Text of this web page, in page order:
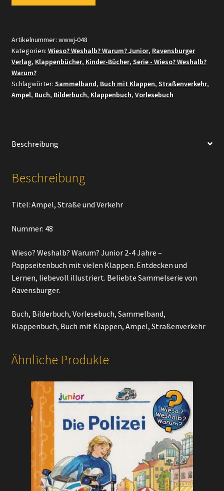
Warum?
Junior
#48
–
Ampel,
Straße
Menge
Artikelnummer: wwwj-048
Kategorien: Wieso? Weshalb? Warum? Junior, Ravensburger
Verlag, Klappenbücher, Kinder-Bücher, Serie - Wieso? Weshalb?
Warum?
Schlagwörter: Sammelband, Buch mit Klappen, Straßenverkehr,
Ampel, Buch, Bilderbuch, Klappenbuch, Vorlesebuch
Beschreibung
Beschreibung
Titel: Ampel, Straße und Verkehr
Nummer: 48
Wieso? Weshalb? Warum? Junior 2-4 Jahre –
Pappseitenbuch mit vielen Klappen. Entdecken und
Lernen, liebevoll illustriert. Beliebte Sammelserie von
Ravensburger.
Buch, Bilderbuch, Vorlesebuch, Sammelband,
Klappenbuch, Buch mit Klappen, Ampel, Straßenverkehr
Ähnliche Produkte